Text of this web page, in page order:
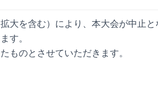
大を含む）により、本大会が中止と
す。
ものとさせていただきます。